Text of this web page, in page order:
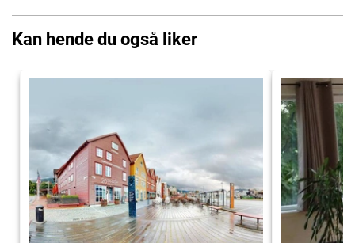
Kan hende du også liker